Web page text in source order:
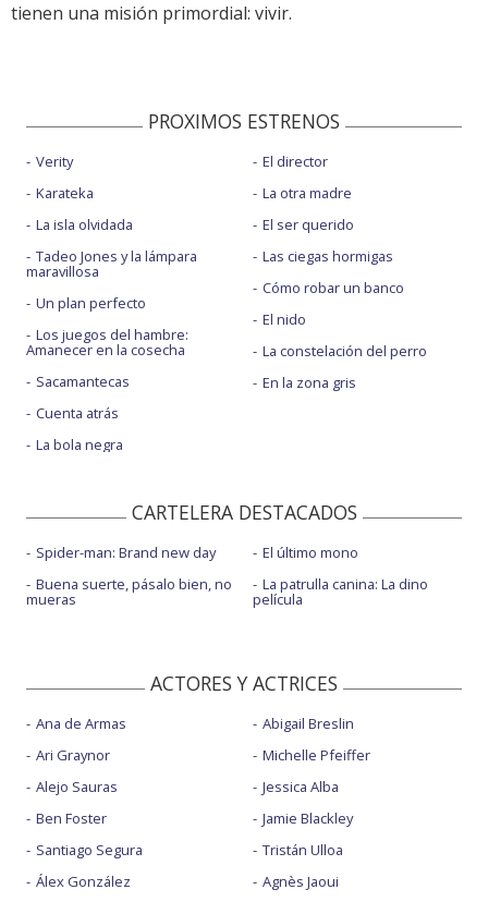
tienen una misión primordial: vivir.
PROXIMOS ESTRENOS
Verity
Karateka
La isla olvidada
Tadeo Jones y la lámpara
maravillosa
Un plan perfecto
Los juegos del hambre:
Amanecer en la cosecha
Sacamantecas
Cuenta atrás
La bola negra
El director
La otra madre
El ser querido
Las ciegas hormigas
Cómo robar un banco
El nido
La constelación del perro
En la zona gris
CARTELERA DESTACADOS
Spider-man: Brand new day
Buena suerte, pásalo bien, no
mueras
El último mono
La patrulla canina: La dino
película
ACTORES Y ACTRICES
Ana de Armas
Ari Graynor
Alejo Sauras
Ben Foster
Santiago Segura
Álex González
Abigail Breslin
Michelle Pfeiffer
Jessica Alba
Jamie Blackley
Tristán Ulloa
Agnès Jaoui